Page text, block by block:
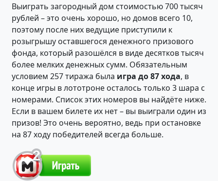
Выиграть загородный дом стоимостью 700 тысяч
рублей – это очень хорошо, но домов всего 10,
поэтому после них ведущие приступили к
розыгрышу оставшегося денежного призового
фонда, который разошёлся в виде десятков тысяч
более мелких денежных сумм. Обязательным
условием 257 тиража была игра до 87 хода, в
конце игры в лототроне осталось только 3 шара с
номерами. Список этих номеров вы найдёте ниже.
Если в вашем билете их нет – вы выиграли один из
призов! Это очень вероятно, ведь при остановке
на 87 ходу победителей всегда больше.